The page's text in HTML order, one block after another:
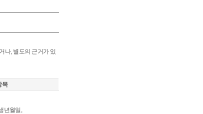
나, 별도의 근거가 있
목
년월일,